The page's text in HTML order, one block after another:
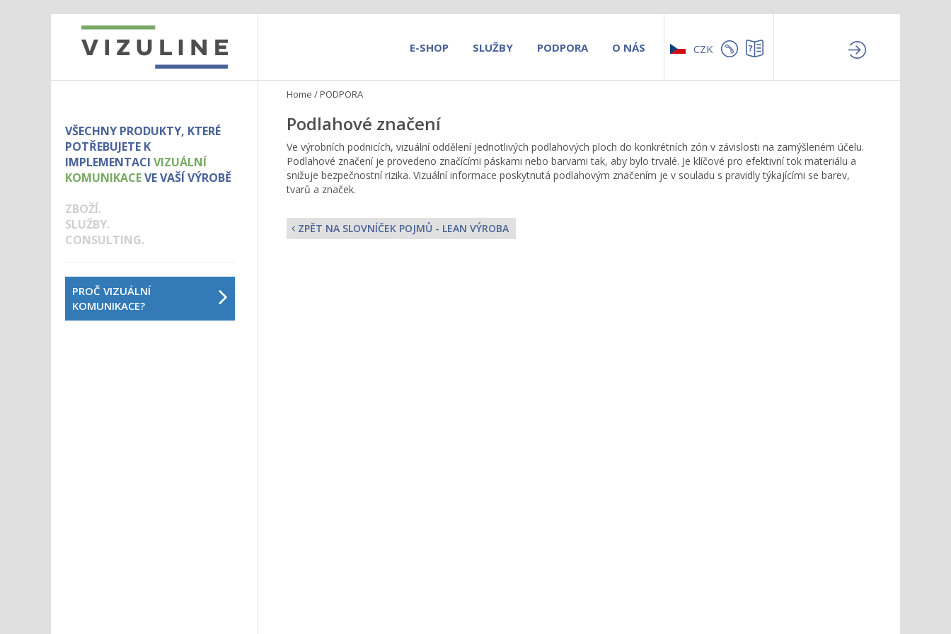
E-SHOP SLUŽBY PODPORA O NÁS CZK
VŠECHNY PRODUKTY, KTERÉ
POTŘEBUJETE K
IMPLEMENTACI VIZUÁLNÍ
KOMUNIKACEVE VAŠÍ VÝROBĚ
ZBOŽÍ.
SLUŽBY.
CONSULTING.
PROČ VIZUÁLNÍ
KOMUNIKACE?
Home /PODPORA
Podlahové značení
Ve výrobních podnicích, vizuální oddělení jednotlivých podlahových ploch do konkrétních zón v závislosti na zamýšleném účelu.
Podlahové značení je provedeno značícími páskami nebo barvami tak, aby bylo trvalé. Je klíčové pro efektivní tok materiálu a
snižuje bezpečnostní rizika. Vizuální informace poskytnutá podlahovým značením je v souladu s pravidly týkajícími se barev,
tvarů a značek.
ZPĚT NA SLOVNÍČEK POJMŮ - LEAN VÝROBA